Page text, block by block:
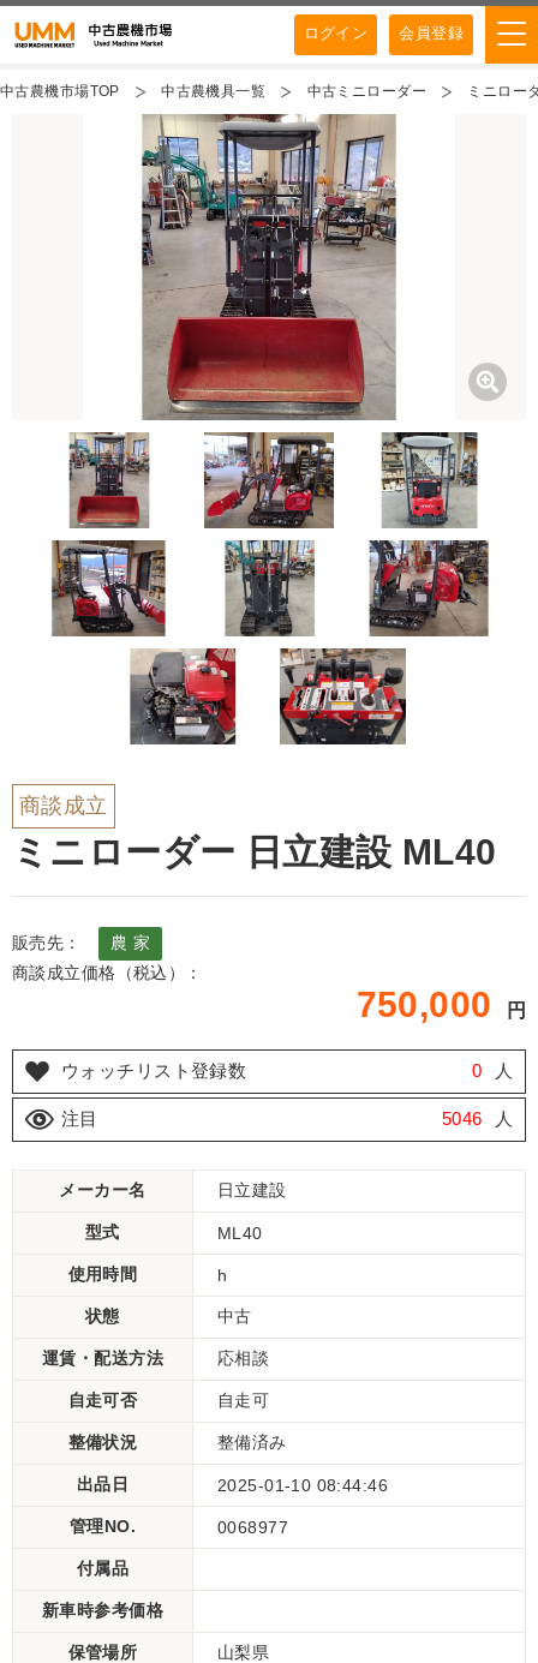
ログイン 会員登録
中古農機市場TOP 中古農機具一覧 中古ミニローダー ミニロー
商談成立
ミニローダー 日立建設 ML40
販売先：
農 家
商談成立価格（税込）：
750,000 円
ウォッチリスト登録数 0 人
注目 5046 人
メーカー名 日立建設
型式 ML40
使用時間 h
状態 中古
運賃・配送方法 応相談
自走可否 自走可
整備状況 整備済み
出品日 2025-01-10 08:44:46
管理NO. 0068977
付属品
新車時参考価格
保管場所 山梨県